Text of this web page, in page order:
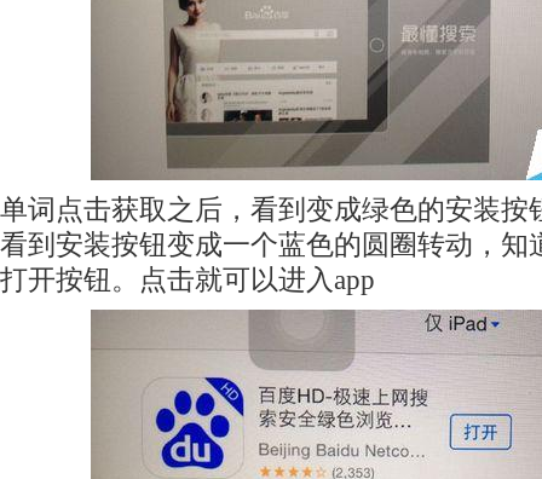
单词点击获取之后，看到变成绿色的安装按
看到安装按钮变成一个蓝色的圆圈转动，知
打开按钮。点击就可以进入app